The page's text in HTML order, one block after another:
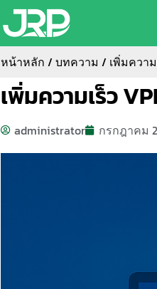
หน้าหลัก / บทความ / เพิ่มควา
เพิ่มความเร็ว
administrator กรกฎาคม